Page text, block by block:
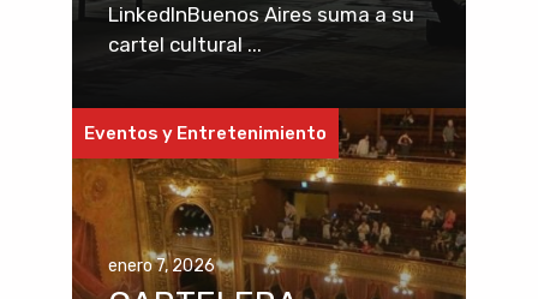
LinkedInBuenos Aires suma a su
cartel cultural ...
Eventos y Entretenimiento
enero 7, 2026